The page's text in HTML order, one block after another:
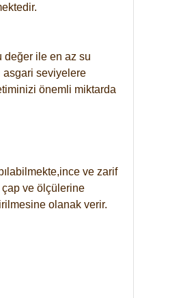
değer ile en az su
asgari seviyelere
önemli miktarda
ve zarif
çap ve ölçülerine
olanak verir.